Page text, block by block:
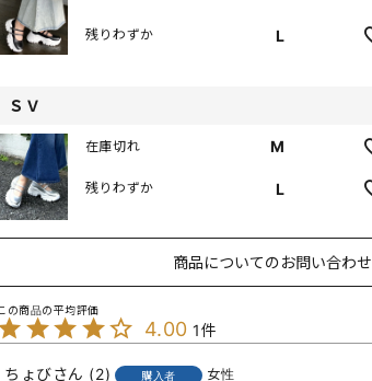
L
残りわずか
ＳＶ
M
在庫切れ
L
残りわずか
商品についてのお問い合わせ
4.00 1
ちょび 2 購入者 女性